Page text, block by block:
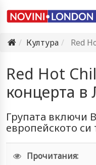
Култура
Red
Red Hot
концерта в
Групата включи
европейското си
Прочитания: